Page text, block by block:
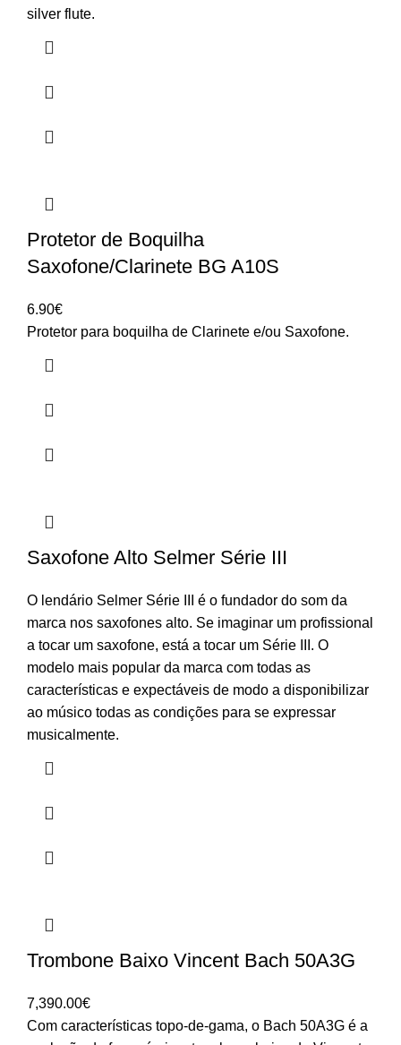
silver flute.
Protetor de Boquilha
Saxofone/Clarinete BG A10S
6.90€
Protetor para boquilha de Clarinete e/ou Saxofone.
Saxofone Alto Selmer Série III
O lendário Selmer Série III é o fundador do som da
marca nos saxofones alto. Se imaginar um profissional
a tocar um saxofone, está a tocar um Série III. O
modelo mais popular da marca com todas as
características e expectáveis de modo a disponibilizar
ao músico todas as condições para se expressar
musicalmente.
Trombone Baixo Vincent Bach 50A3G
7,390.00€
Com características topo-de-gama, o Bach 50A3G é a